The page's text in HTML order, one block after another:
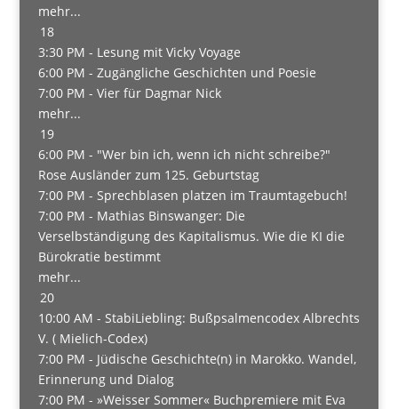
mehr...
18
3:30 PM - Lesung mit Vicky Voyage
6:00 PM - Zugängliche Geschichten und Poesie
7:00 PM - Vier für Dagmar Nick
mehr...
19
6:00 PM - "Wer bin ich, wenn ich nicht schreibe?"
Rose Ausländer zum 125. Geburtstag
7:00 PM - Sprechblasen platzen im Traumtagebuch!
7:00 PM - Mathias Binswanger: Die
Verselbständigung des Kapitalismus. Wie die KI die
Bürokratie bestimmt
mehr...
20
10:00 AM - StabiLiebling: Bußpsalmencodex Albrechts
V. ( Mielich-Codex)
7:00 PM - Jüdische Geschichte(n) in Marokko. Wandel,
Erinnerung und Dialog
7:00 PM - »Weisser Sommer« Buchpremiere mit Eva